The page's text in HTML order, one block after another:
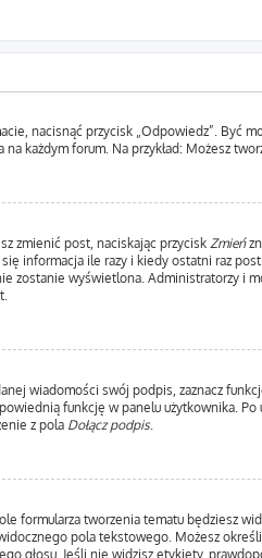
nacisnąć przycisk „Odpowiedz”. Być
forum. Na przykład: Możesz
zmienić post, naciskając przycisk Zmień
informacja ile razy i kiedy ostatni raz
zostanie wyświetlona. Administratorzy i
wiadomości swój podpis, zaznacz
funkcję w panelu użytkownika.
z pola Dołącz podpis.
formularza tworzenia tematu będziesz
pola tekstowego. Możesz
głosu. Jeśli nie widzisz etykiety,